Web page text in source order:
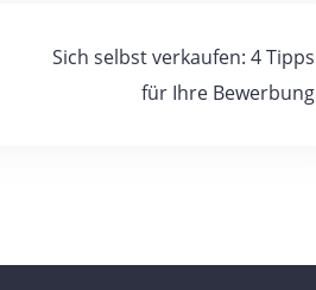
Sich selbst verkaufen: 4 Tipps
für Ihre Bewerbung